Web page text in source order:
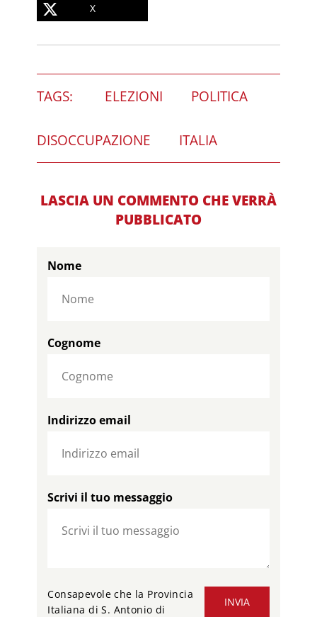
X
TAGS: ELEZIONI POLITICA
DISOCCUPAZIONE ITALIA
LASCIA UN COMMENTO CHE VERRÀ
PUBBLICATO
Nome
Cognome
Indirizzo email
Scrivi il tuo messaggio
INVIA
Consapevole che la Provincia
Italiana di S. Antonio di